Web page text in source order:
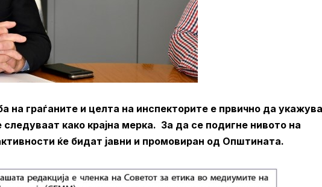
на граѓаните и целта на инспекторите е првично да
како крајна мерка. За да се подигне нивото на
ќе бидат јавни и промовиран од Општината.